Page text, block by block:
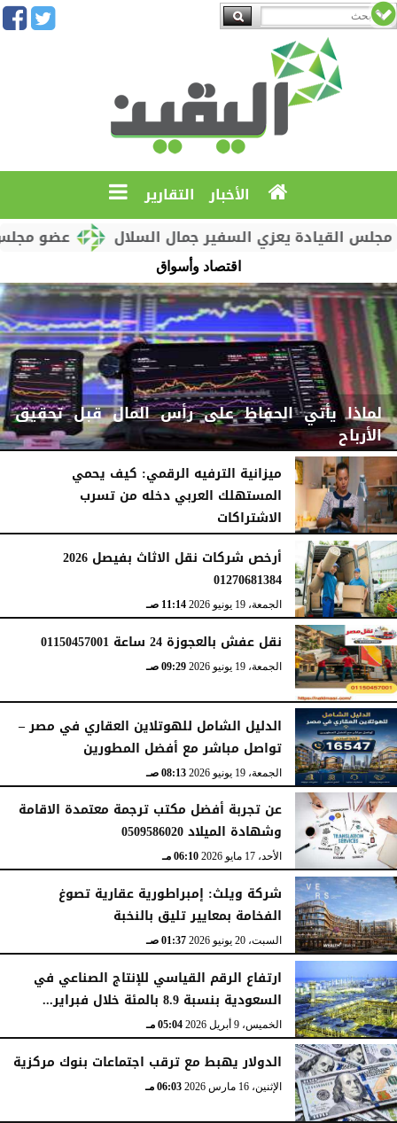
الأخبار التقارير
عضو مجلس
القيادة يعزي السفير جمال السلال
اقتصاد وأسواق
لماذا يأتي الحفاظ على رأس المال قبل تحقيق
الأرباح
الثلاثاء، 14 يوليو 2026 05:05 مـ
ميزانية الترفيه الرقمي: كيف يحمي
المستهلك العربي دخله من تسرب
الاشتراكات
الجمعة، 3 يوليو 2026
أرخص شركات نقل الاثاث بفيصل 2026
01270681384
الجمعة، 19 يونيو 2026 11:14 صـ
نقل عفش بالعجوزة 24 ساعة 01150457001
الجمعة، 19 يونيو 2026 09:29 صـ
الدليل الشامل للهوتلاين العقاري في مصر –
تواصل مباشر مع أفضل المطورين
الجمعة، 19 يونيو 2026 08:13 صـ
عن تجربة أفضل مكتب ترجمة معتمدة الاقامة
وشهادة الميلاد 0509586020
الأحد، 17 مايو 2026 06:10 مـ
شركة ويلث: إمبراطورية عقارية تصوغ
الفخامة بمعايير تليق بالنخبة
السبت، 20 يونيو 2026 01:37 صـ
ارتفاع الرقم القياسي للإنتاج الصناعي في
السعودية بنسبة 8.9 بالمئة خلال فبراير...
الخميس، 9 أبريل 2026 05:04 مـ
الدولار يهبط مع ترقب اجتماعات بنوك مركزية
الإثنين، 16 مارس 2026 06:03 مـ